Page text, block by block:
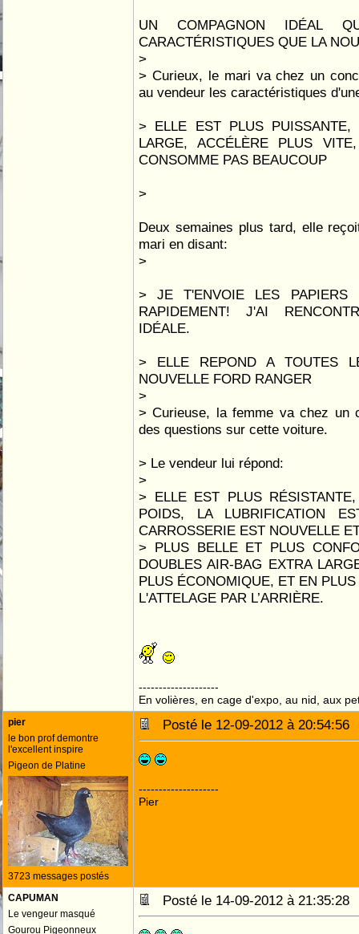
UN COMPAGNON IDÉAL
CARACTÉRISTIQUES QUE LA
>
> Curieux, le mari va chez un
au vendeur les caractéristiques
> ELLE EST PLUS PUISSANTE,
LARGE, ACCÉLÈRE PLUS
CONSOMME PAS BEAUCOUP
>
Deux semaines plus tard, elle
mari en disant:
>
> JE T'ENVOIE LES PAPIERS
RAPIDEMENT! J'AI
IDÉALE.
> ELLE REPOND A TOUTES
NOUVELLE FORD RANGER
>
> Curieuse, la femme va chez un
des questions sur cette voiture.
> Le vendeur lui répond:
>
> ELLE EST PLUS
POIDS, LA LUBRIFICATION
CARROSSERIE EST NOUVELLE
> PLUS BELLE ET PLUS
DOUBLES AIR-BAG EXTRA
PLUS ÉCONOMIQUE, ET EN
L'ATTELAGE PAR L’ARRIÈRE.
--------------------
En volières, en cage d'expo, au nid, aux
pier
le bon prof demontre
l'excellent inspire
Pigeon de Platine
3723 messages postés
Posté le 12-09-2012 à
--------------------
Pier
CAPUMAN
Le vengeur masqué
Gourou Pigeonneux
Posté le 14-09-2012 à